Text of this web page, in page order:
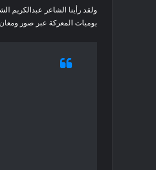
ولقد رأينا الشاعر عبدالكريم
يوميات المعركة عبر صور